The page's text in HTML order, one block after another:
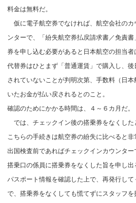
料金は無料だ。
仮に電子航空券でなければ、航空会社のカ
ンターで、「紛失航空券払戻請求書／免責
券を申し込む必要があると日本航空の担当者
代替券はひとまず「普通運賃」で購入し、
されていないことが判明次第、手数料（日本
いたお金が払い戻されるとのこと。
確認のためにかかる時間は、４～６カ月だ。
では、チェックイン後の搭乗券をなくした
こちらの手続きは航空券の紛失に比べると非
出国検査前であればチェックインカウンター
搭乗口の係員に搭乗券をなくした旨を申し出
パスポート情報を確認した上で、再発行し
で、搭乗券をなくしても慌てずにスタッフを